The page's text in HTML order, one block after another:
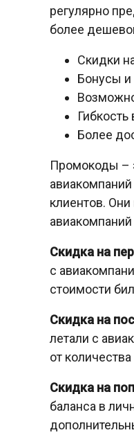
регулярно
более
Скидки
Бонусы и
Более
Промокоды –
клиентов.
Скидка на
с
стоимости
Скидка на
летали с
от
Скидка на
баланса в